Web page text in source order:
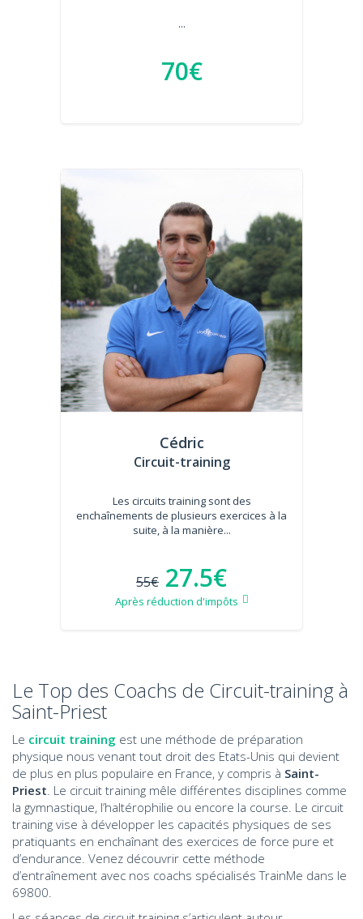
...
70€
Cédric
Circuit-training
Les circuits training sont des
enchaînements de plusieurs exercices à la
suite, à la manière...
55€ 27.5€
Après réduction d'impôts
Le Top des Coachs de Circuit-training à
Saint-Priest
Le circuit training est une méthode de préparation
physique nous venant tout droit des Etats-Unis qui devient
de plus en plus populaire en France, y compris à Saint-
Priest . Le circuit training mêle différentes disciplines comme
la gymnastique, l’haltérophilie ou encore la course. Le circuit
training vise à développer les capacités physiques de ses
pratiquants en enchaînant des exercices de force pure et
d’endurance. Venez découvrir cette méthode
d’entraînement avec nos coachs spécialisés TrainMe dans le
69800.